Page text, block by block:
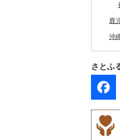
上
平
七
北
登
訓
室
士
倶
鹿
沖
さとふ